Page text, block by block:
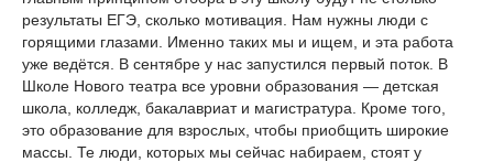
результаты ЕГЭ, сколько мотивация. Нам нужны люди с
горящими глазами. Именно таких мы и ищем, и эта работа
уже ведётся. В сентябре у нас запустился первый поток. В
Школе Нового театра все уровни образования — детская
школа, колледж, бакалавриат и магистратура. Кроме того,
это образование для взрослых, чтобы приобщить широкие
массы. Те люди, которых мы сейчас набираем, стоят у